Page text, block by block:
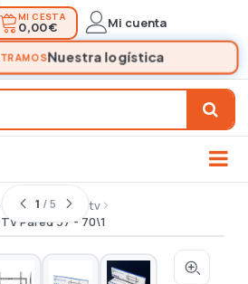
MI CESTA
0,00 € Mi cuenta
Tv
Soporte tv
Pared 37 - 70\1
1 / 5